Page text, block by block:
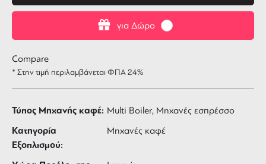
για Δώρο
Compare
* Στην τιμή περιλαμβάνεται ΦΠΑ 24%
Τύπος Μηχανής καφέ: Multi Boiler, Μηχανές εσπρέσσο
Κατηγορία
Εξοπλισμού:
Μηχανές καφέ